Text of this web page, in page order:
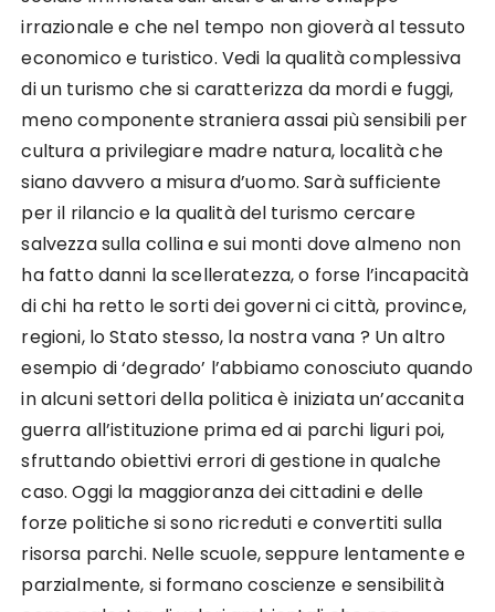
irrazionale e che nel tempo non gioverà al tessuto
economico e turistico. Vedi la qualità complessiva
di un turismo che si caratterizza da mordi e fuggi,
meno componente straniera assai più sensibili per
cultura a privilegiare madre natura, località che
siano davvero a misura d’uomo. Sarà sufficiente
per il rilancio e la qualità del turismo cercare
salvezza sulla collina e sui monti dove almeno non
ha fatto danni la scelleratezza, o forse l’incapacità
di chi ha retto le sorti dei governi ci città, province,
regioni, lo Stato stesso, la nostra vana ? Un altro
esempio di ‘degrado’ l’abbiamo conosciuto quando
in alcuni settori della politica è iniziata un’accanita
guerra all’istituzione prima ed ai parchi liguri poi,
sfruttando obiettivi errori di gestione in qualche
caso. Oggi la maggioranza dei cittadini e delle
forze politiche si sono ricreduti e convertiti sulla
risorsa parchi. Nelle scuole, seppure lentamente e
parzialmente, si formano coscienze e sensibilità